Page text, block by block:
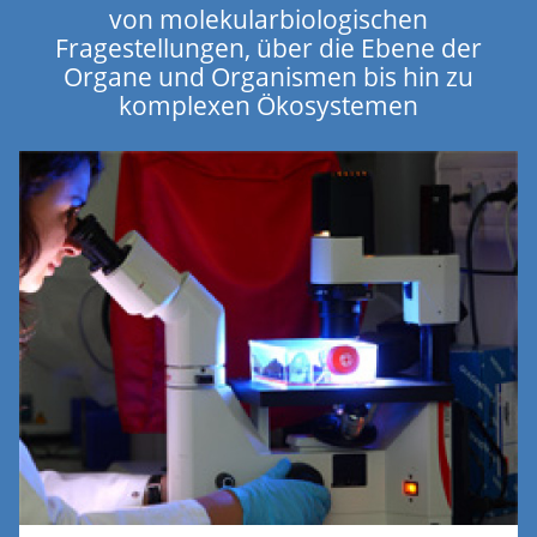
von molekularbiologischen
Fragestellungen, über die Ebene der
Organe und Organismen bis hin zu
komplexen Ökosystemen